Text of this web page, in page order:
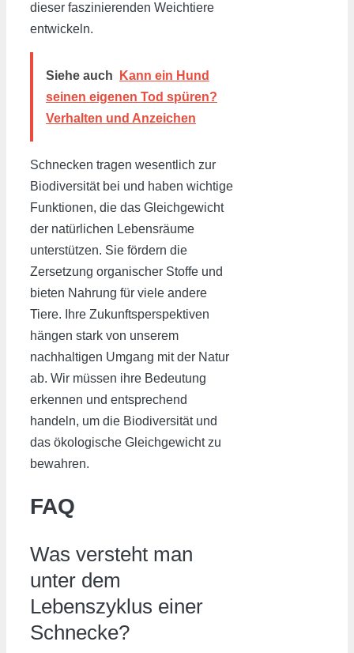
dieser faszinierenden Weichtiere
entwickeln.
Siehe auch
Kann ein Hund
seinen eigenen Tod spüren?
Verhalten und Anzeichen
Schnecken tragen wesentlich zur
Biodiversität bei und haben wichtige
Funktionen, die das Gleichgewicht
der natürlichen Lebensräume
unterstützen. Sie fördern die
Zersetzung organischer Stoffe und
bieten Nahrung für viele andere
Tiere. Ihre Zukunftsperspektiven
hängen stark von unserem
nachhaltigen Umgang mit der Natur
ab. Wir müssen ihre Bedeutung
erkennen und entsprechend
handeln, um die Biodiversität und
das ökologische Gleichgewicht zu
bewahren.
FAQ
Was versteht man
unter dem
Lebenszyklus einer
Schnecke?